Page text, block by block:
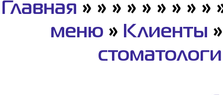
Главная » » » » » » » » »
меню » Клиенты